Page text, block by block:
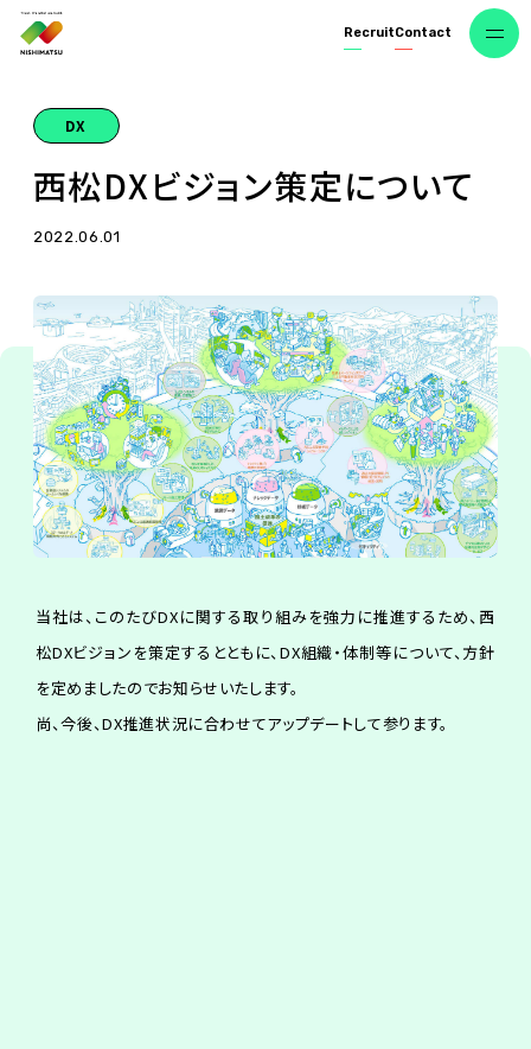
RecruitContact
DX
西松DXビジョン策定について
2022.06.01
当社は、このたびDXに関する取り組みを強力に推進するため、西
松DXビジョンを策定するとともに、DX組織・体制等について、方針
を定めましたのでお知らせいたします。
尚、今後、DX推進状況に合わせてアップデートして参ります。